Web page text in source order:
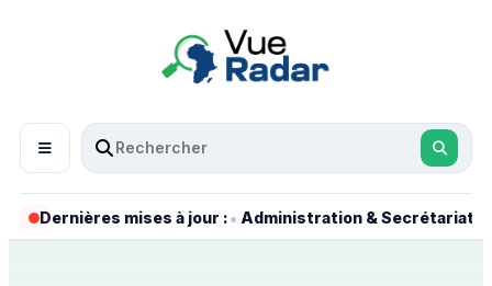
Dernières mises à jour :• Administration & Secrétariat